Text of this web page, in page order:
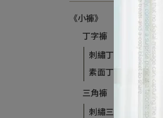
《小褲》
丁字褲
刺繡丁字褲
素面丁字褲
三角褲
刺繡三角褲